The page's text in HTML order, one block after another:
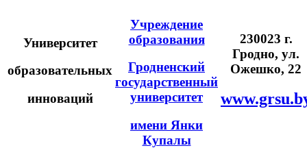
Университет
образовательных
инноваций
Учреждение
образования
Гродненский
государственный
университет
имени Янки
Купалы
230023 г.
Гродно, ул.
Ожешко, 22